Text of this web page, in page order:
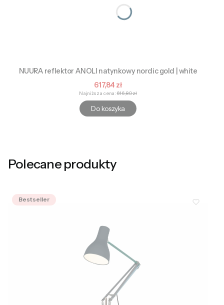
NUURA reflektor ANOLI natynkowy nordic gold | white
Cena promocyjna
617,84 zł
Najniższa cena: 616,80 zł
Do koszyka
Polecane produkty
Bestseller